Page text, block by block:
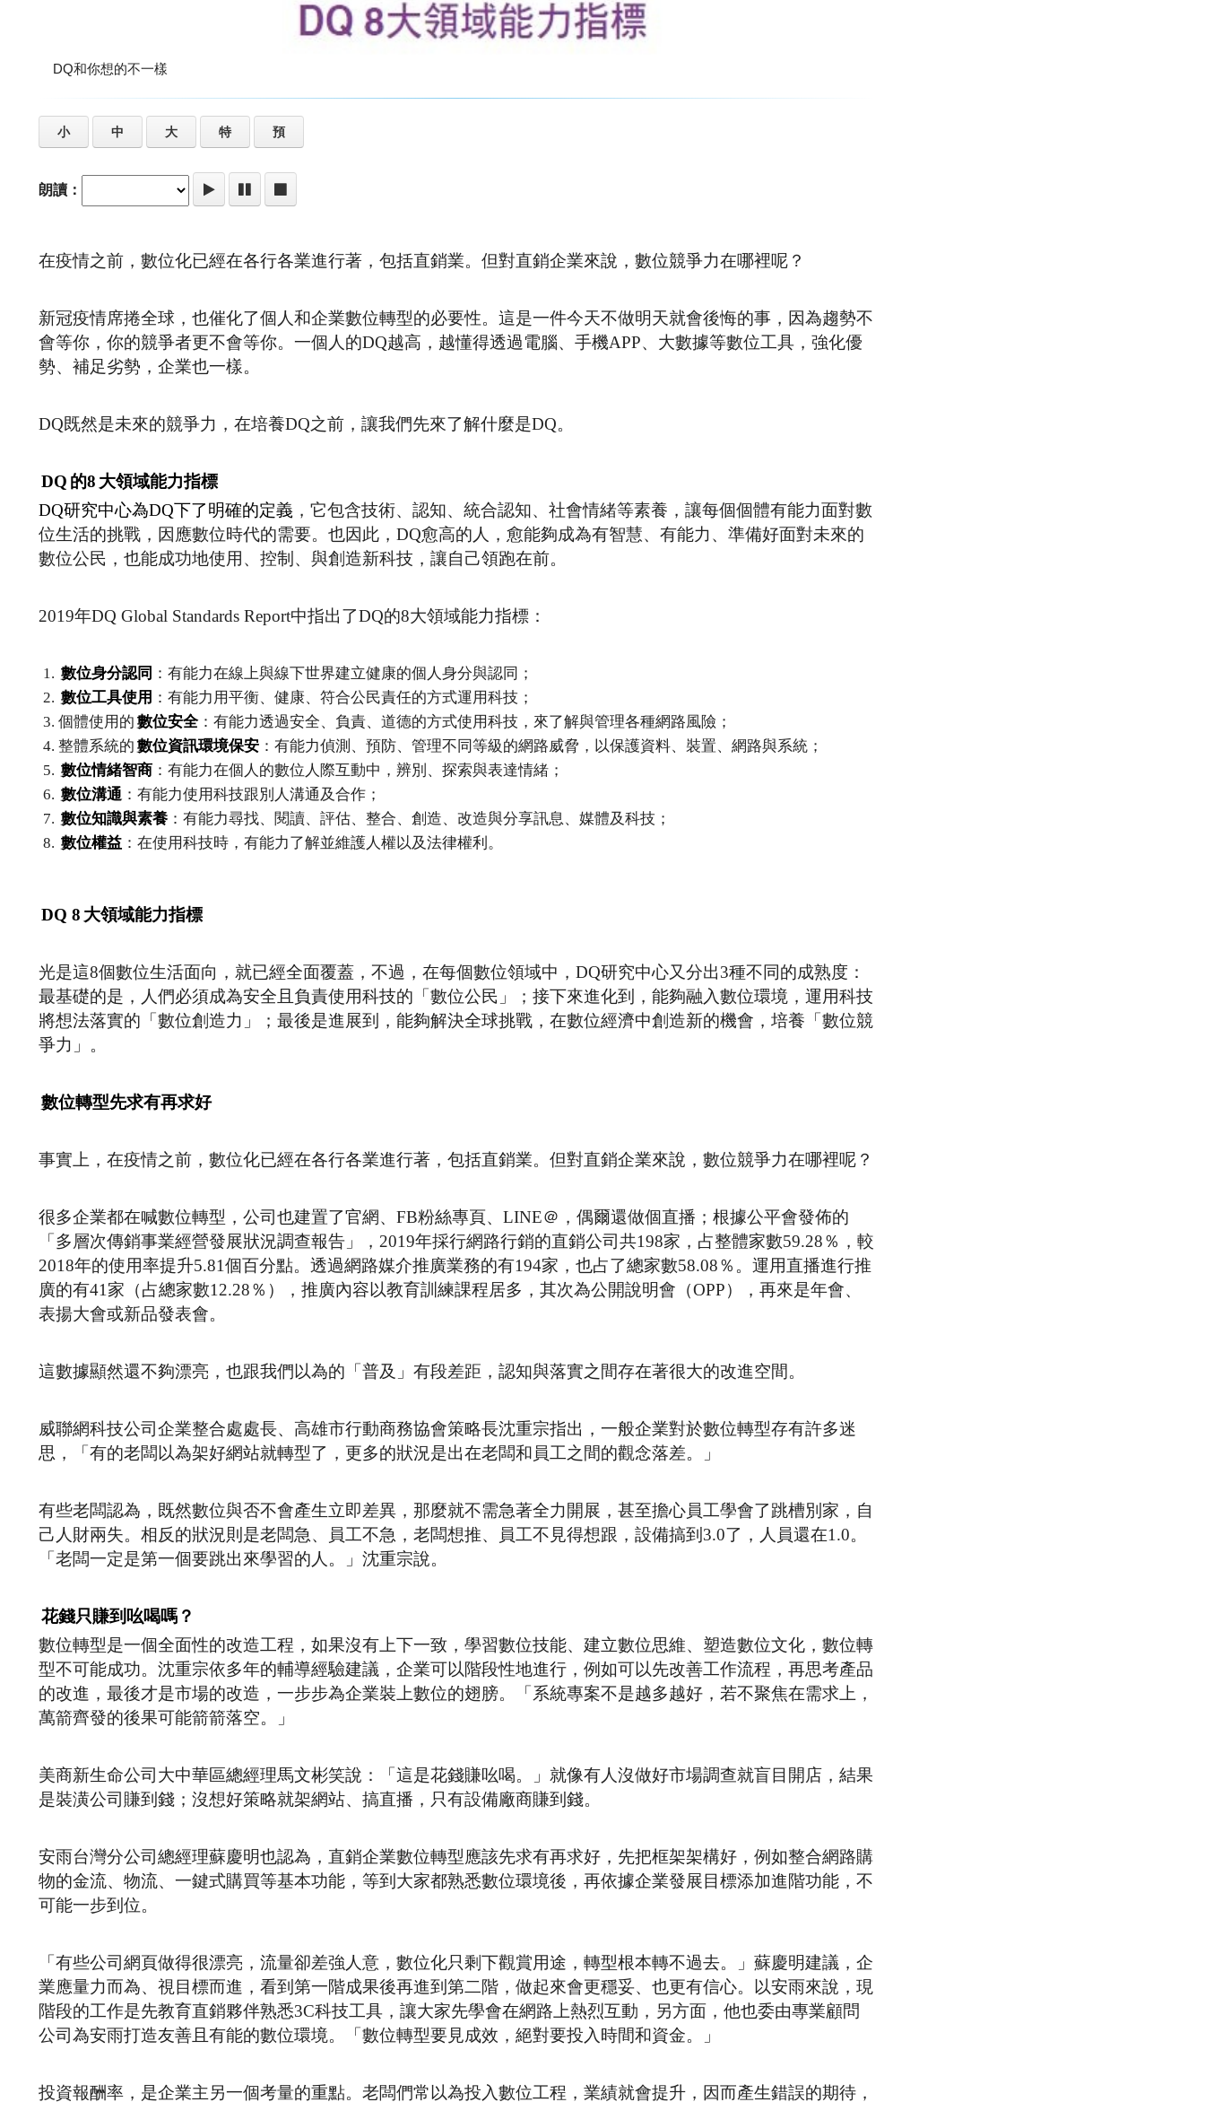
DQ和你想的不一樣
小 中 大 特 預
朗讀：
在疫情之前，數位化已經在各行各業進行著，包括直銷業。但對直銷企業來說，數位競爭力在哪裡呢？
新冠疫情席捲全球，也催化了個人和企業數位轉型的必要性。這是一件今天不做明天就會後悔的事，因為趨勢不
會等你，你的競爭者更不會等你。一個人的DQ越高，越懂得透過電腦、手機APP、大數據等數位工具，強化優
勢、補足劣勢，企業也一樣。
DQ既然是未來的競爭力，在培養DQ之前，讓我們先來了解什麼是DQ。
DQ 的8 大領域能力指標
DQ研究中心為DQ下了明確的定義 ，它包含技術、認知、統合認知、社會情緒等素養，讓每個個體有能力面對數
位生活的挑戰，因應數位時代的需要。也因此，DQ愈高的人，愈能夠成為有智慧、有能力、準備好面對未來的
數位公民，也能成功地使用、控制、與創造新科技，讓自己領跑在前。
2019年DQ Global Standards Report中指出了DQ的8大領域能力指標：
數位身分認同 ：有能力在線上與線下世界建立健康的個人身分與認同；
數位工具使用 ：有能力用平衡、健康、符合公民責任的方式運用科技；
個體使用的 數位安全：有能力透過安全、負責、道德的方式使用科技，來了解與管理各種網路風險；
整體系統的 數位資訊環境保安 ：有能力偵測、預防、管理不同等級的網路威脅，以保護資料、裝置、網路與系統；
數位情緒智商 ：有能力在個人的數位人際互動中，辨別、探索與表達情緒；
數位溝通 ：有能力使用科技跟別人溝通及合作；
數位知識與素養：有能力尋找、閱讀、評估、整合、創造、改造與分享訊息、媒體及科技；
數位權益 ：在使用科技時，有能力了解並維護人權以及法律權利。
DQ 8 大領域能力指標
光是這8個數位生活面向，就已經全面覆蓋，不過，在每個數位領域中，DQ研究中心又分出3種不同的成熟度：
最基礎的是，人們必須成為安全且負責使用科技的「數位公民」；接下來進化到，能夠融入數位環境，運用科技
將想法落實的「數位創造力」；最後是進展到，能夠解決全球挑戰，在數位經濟中創造新的機會，培養「數位競
爭力」。
數位轉型先求有再求好
事實上，在疫情之前，數位化已經在各行各業進行著，包括直銷業。但對直銷企業來說，數位競爭力在哪裡呢？
很多企業都在喊數位轉型，公司也建置了官網、FB粉絲專頁、LINE＠，偶爾還做個直播；根據公平會發佈的
「多層次傳銷事業經營發展狀況調查報告」，2019年採行網路行銷的直銷公司共198家，占整體家數59.28％，較
2018年的使用率提升5.81個百分點。透過網路媒介推廣業務的有194家，也占了總家數58.08％。運用直播進行推
廣的有41家（占總家數12.28％），推廣內容以教育訓練課程居多，其次為公開說明會（OPP），再來是年會、
表揚大會或新品發表會。
這數據顯然還不夠漂亮，也跟我們以為的「普及」有段差距，認知與落實之間存在著很大的改進空間。
威聯網科技公司企業整合處處長、高雄市行動商務協會策略長沈重宗指出，一般企業對於數位轉型存有許多迷
思，「有的老闆以為架好網站就轉型了，更多的狀況是出在老闆和員工之間的觀念落差。」
有些老闆認為，既然數位與否不會產生立即差異，那麼就不需急著全力開展，甚至擔心員工學會了跳槽別家，自
己人財兩失。相反的狀況則是老闆急、員工不急，老闆想推、員工不見得想跟，設備搞到3.0了，人員還在1.0。
「老闆一定是第一個要跳出來學習的人。」沈重宗說。
花錢只賺到吆喝嗎？
數位轉型是一個全面性的改造工程，如果沒有上下一致，學習數位技能、建立數位思維、塑造數位文化，數位轉
型不可能成功。沈重宗依多年的輔導經驗建議，企業可以階段性地進行，例如可以先改善工作流程，再思考產品
的改進，最後才是市場的改造，一步步為企業裝上數位的翅膀。「系統專案不是越多越好，若不聚焦在需求上，
萬箭齊發的後果可能箭箭落空。」
美商新生命公司大中華區總經理馬文彬笑說：「這是花錢賺吆喝。」就像有人沒做好市場調查就盲目開店，結果
是裝潢公司賺到錢；沒想好策略就架網站、搞直播，只有設備廠商賺到錢。
安雨台灣分公司總經理蘇慶明也認為，直銷企業數位轉型應該先求有再求好，先把框架架構好，例如整合網路購
物的金流、物流、一鍵式購買等基本功能，等到大家都熟悉數位環境後，再依據企業發展目標添加進階功能，不
可能一步到位。
「有些公司網頁做得很漂亮，流量卻差強人意，數位化只剩下觀賞用途，轉型根本轉不過去。」蘇慶明建議，企
業應量力而為、視目標而進，看到第一階成果後再進到第二階，做起來會更穩妥、也更有信心。以安雨來說，現
階段的工作是先教育直銷夥伴熟悉3C科技工具，讓大家先學會在網路上熱烈互動，另方面，他也委由專業顧問
公司為安雨打造友善且有能的數位環境。「數位轉型要見成效，絕對要投入時間和資金。」
投資報酬率，是企業主另一個考量的重點。老闆們常以為投入數位工程，業績就會提升，因而產生錯誤的期待，